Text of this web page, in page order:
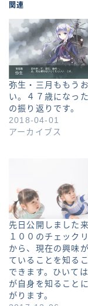
関連
弥生・三月ももう
い。４７歳になっ
の振り返りです。
2018-04-01
アーカイブス
先日公開しました
１００のチェック
から、現在の興味
ていることを知る
できます。ひいて
が自身を知ること
がります。